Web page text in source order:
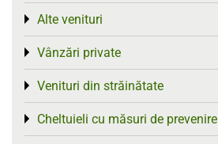
Alte venituri
Toggle menu
Vânzări private
Toggle menu
Venituri din străinătate
Toggle menu
Cheltuieli cu măsuri de prevenire
Toggle menu